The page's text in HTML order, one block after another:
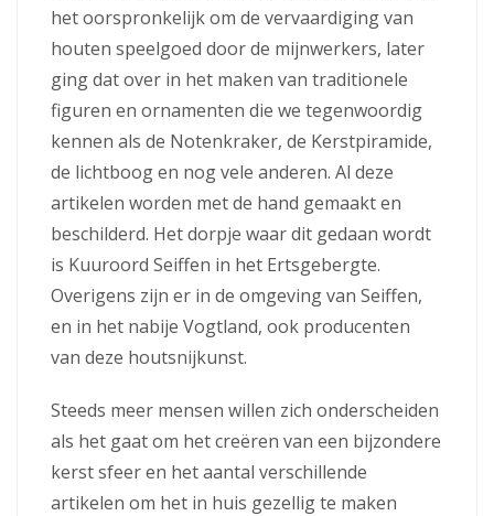
het oorspronkelijk om de vervaardiging van
houten speelgoed door de mijnwerkers, later
ging dat over in het maken van traditionele
figuren en ornamenten die we tegenwoordig
kennen als de Notenkraker, de Kerstpiramide,
de lichtboog en nog vele anderen. Al deze
artikelen worden met de hand gemaakt en
beschilderd. Het dorpje waar dit gedaan wordt
is Kuuroord Seiffen in het Ertsgebergte.
Overigens zijn er in de omgeving van Seiffen,
en in het nabije Vogtland, ook producenten
van deze houtsnijkunst.
Steeds meer mensen willen zich onderscheiden
als het gaat om het creëren van een bijzondere
kerst sfeer en het aantal verschillende
artikelen om het in huis gezellig te maken